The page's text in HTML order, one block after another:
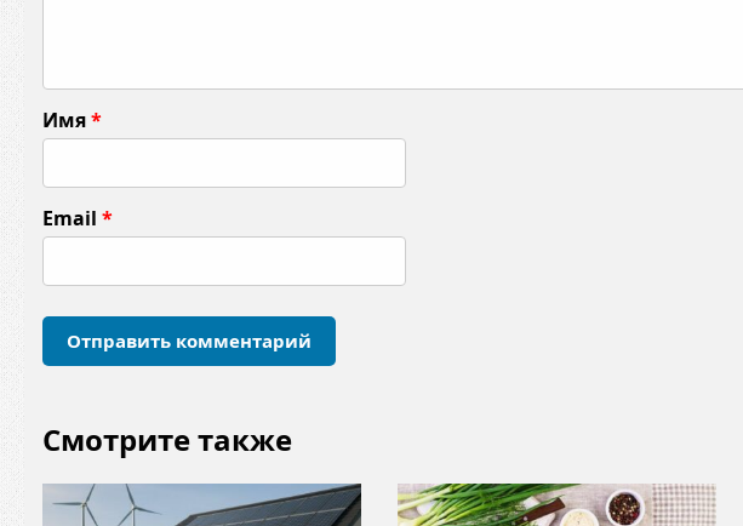
м
е
т
а
р
и
Имя*
Email *
Смотрите также